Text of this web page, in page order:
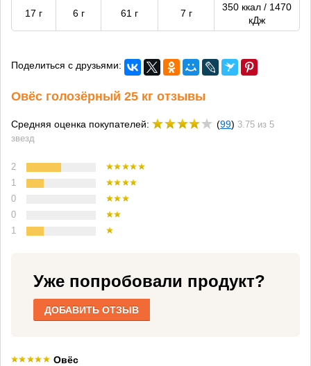
17 г 6 г 61 г 7 г
350 ккал / 1470
кДж
Поделиться с друзьями:
Овёс голозёрный 25 кг отзывы
Средняя оценка покупателей: (99) 3.75 из 5
звезд
2
1
0
0
1
Уже попробовали продукт?
ДОБАВИТЬ ОТЗЫВ
Овёс